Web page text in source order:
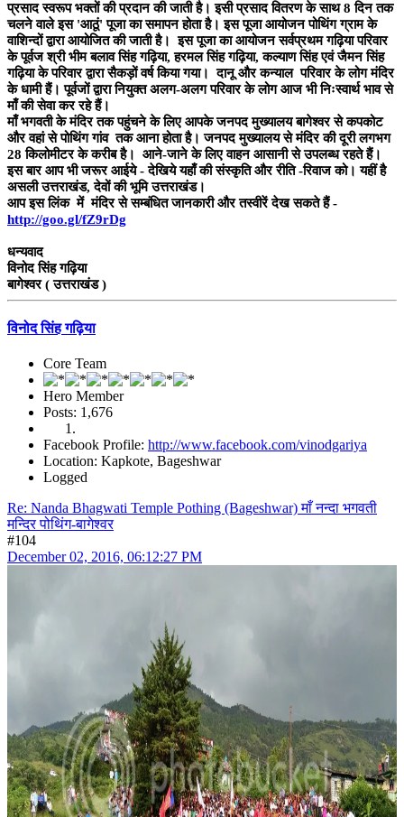
प्रसाद स्वरूप भक्तों की प्रदान की जाती है। इसी प्रसाद वितरण के साथ 8 दिन तक
चलने वाले इस 'आठूं' पूजा का समापन होता है। इस पूजा आयोजन पोथिंग ग्राम के
वाशिन्दों द्वारा आयोजित की जाती है। इस पूजा का आयोजन सर्वप्रथम गढ़िया परिवार
के पूर्वज श्री भीम बलाव सिंह गढ़िया, हरमल सिंह गढ़िया, कल्याण सिंह एवं जैमन सिंह
गढ़िया के परिवार द्वारा सैकड़ों वर्ष किया गया। दानू और कन्याल परिवार के लोग मंदिर
के धामी हैं। पूर्वजों द्वारा नियुक्त अलग-अलग परिवार के लोग आज भी निःस्वार्थ भाव से
माँ की सेवा कर रहे हैं।
माँ भगवती के मंदिर तक पहुंचने के लिए आपके जनपद मुख्यालय बागेश्वर से कपकोट
और वहां से पोथिंग गांव तक आना होता है। जनपद मुख्यालय से मंदिर की दूरी लगभग
28 किलोमीटर के करीब है। आने-जाने के लिए वाहन आसानी से उपलब्ध रहते हैं।
इस बार आप भी जरूर आईये - देखिये यहाँ की संस्कृति और रीति -रिवाज को। यहीं है
असली उत्तराखंड, देवों की भूमि उत्तराखंड।
आप इस लिंक में मंदिर से सम्बंधित जानकारी और तस्वीरें देख सकते हैं -
http://goo.gl/fZ9rDg
धन्यवाद
विनोद सिंह गढ़िया
बागेश्वर ( उत्तराखंड )
विनोद सिंह गढ़िया
Core Team
Hero Member
Posts: 1,676
Facebook Profile: http://www.facebook.com/vinodgariya
Location: Kapkote, Bageshwar
Logged
Re: Nanda Bhagwati Temple Pothing (Bageshwar) माँ नन्दा भगवती
मन्दिर पोथिंग-बागेश्वर
#104
December 02, 2016, 06:12:27 PM